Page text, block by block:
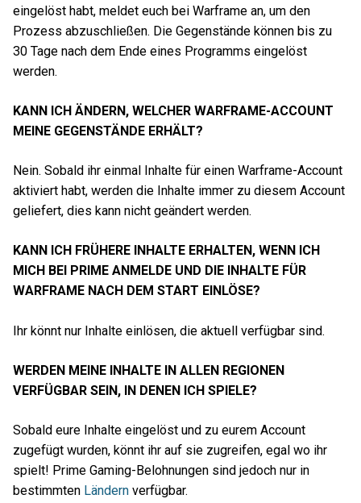
eingelöst habt, meldet euch bei Warframe an, um den
Prozess abzuschließen. Die Gegenstände können bis zu
30 Tage nach dem Ende eines Programms eingelöst
werden.
KANN ICH ÄNDERN, WELCHER WARFRAME-ACCOUNT
MEINE GEGENSTÄNDE ERHÄLT?
Nein. Sobald ihr einmal Inhalte für einen Warframe-Account
aktiviert habt, werden die Inhalte immer zu diesem Account
geliefert, dies kann nicht geändert werden.
KANN ICH FRÜHERE INHALTE ERHALTEN, WENN ICH
MICH BEI PRIME ANMELDE UND DIE INHALTE FÜR
WARFRAME NACH DEM START EINLÖSE?
Ihr könnt nur Inhalte einlösen, die aktuell verfügbar sind.
WERDEN MEINE INHALTE IN ALLEN REGIONEN
VERFÜGBAR SEIN, IN DENEN ICH SPIELE?
Sobald eure Inhalte eingelöst und zu eurem Account
zugefügt wurden, könnt ihr auf sie zugreifen, egal wo ihr
spielt! Prime Gaming-Belohnungen sind jedoch nur in
bestimmten Ländern verfügbar.